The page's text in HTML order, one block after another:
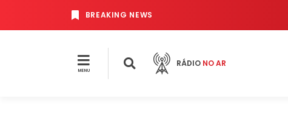
BREAKING NEWS
MENU
RÁDIO NO AR